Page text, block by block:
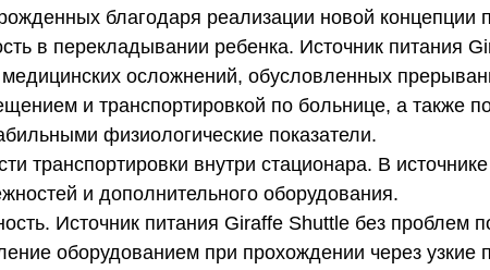
благодаря реализации новой
в перекладывании ребенка. Источник
осложнений, обусловленных
и транспортировкой по больнице, а также
физиологические показатели.
транспортировки внутри стационара. В
и дополнительного оборудования.
Источник питания Giraffe Shuttle без
оборудованием при прохождении через